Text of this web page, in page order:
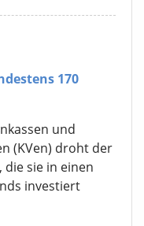
170
und
(KVen) droht der
sie in einen
investiert